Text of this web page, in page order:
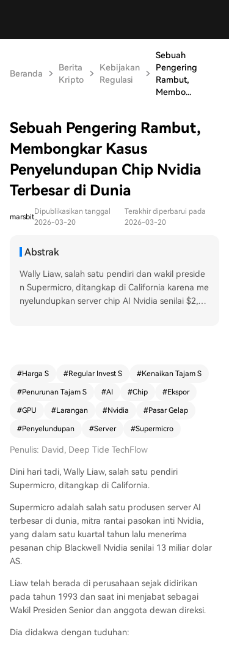
Beranda
Berita
Kripto
Kebijakan
Regulasi
Sebuah
Pengering
Rambut,
Membo...
Sebuah Pengering Rambut,
Membongkar Kasus
Penyelundupan Chip Nvidia
Terbesar di Dunia
marsbit
Dipublikasikan tanggal
2026-03-20
Terakhir diperbarui pada
2026-03-20
Abstrak
Wally Liaw, salah satu pendiri dan wakil preside
n Supermicro, ditangkap di California karena me
nyelundupkan server chip AI Nvidia senilai $2,5
k, sementara server palsu (tidak dapat dinyalaka
r. Stiker nomor seri dipindahkan dari kemasan as
li menggunakan pengering rambut dan ditempe
n seluruh rantai pasokan, mempercepat pengiri
man menjelang aturan ekspor AS yang lebih ket
telah ditangguhkan dan karyawan terkait dipec
at. Kasus ini mencerminkan tingginya permintaa
n chip Nvidia di Tiongkok dan maraknya penyelu
ndupan yang semakin canggih, dari penyelundu
pan individu hingga melibatkan eksekutif perus
#Harga S #Regular Invest S #Kenaikan Tajam S
#Penurunan Tajam S #AI #Chip #Ekspor
#GPU #Larangan #Nvidia #Pasar Gelap
#Penyelundupan #Server #Supermicro
Penulis: David, Deep Tide TechFlow
Dini hari tadi, Wally Liaw, salah satu pendiri
Supermicro, ditangkap di California.
Supermicro adalah salah satu produsen server AI
terbesar di dunia, mitra rantai pasokan inti Nvidia,
yang dalam satu kuartal tahun lalu menerima
pesanan chip Blackwell Nvidia senilai 13 miliar dolar
AS.
Liaw telah berada di perusahaan sejak didirikan
pada tahun 1993 dan saat ini menjabat sebagai
Wakil Presiden Senior dan anggota dewan direksi.
Dia didakwa dengan tuduhan: